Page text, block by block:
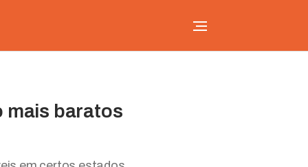
mais baratos